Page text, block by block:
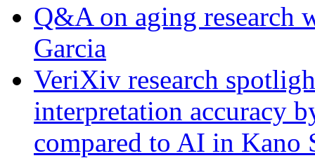
Q&A on aging research
Garcia
VeriXiv research
interpretation accuracy
compared to AI in Kano